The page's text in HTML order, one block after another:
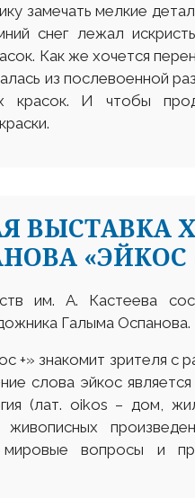
замечать мелкие
снег лежал
Как же хочется
из послевоенной
И чтобы
ВЫСТАВКА
«ЭЙКОС
им. А. Кастеева
Галыма Оспанова.
+» знакомит зрителя
слова эйкос
(лат. оіkos – дом,
мировые вопросы и